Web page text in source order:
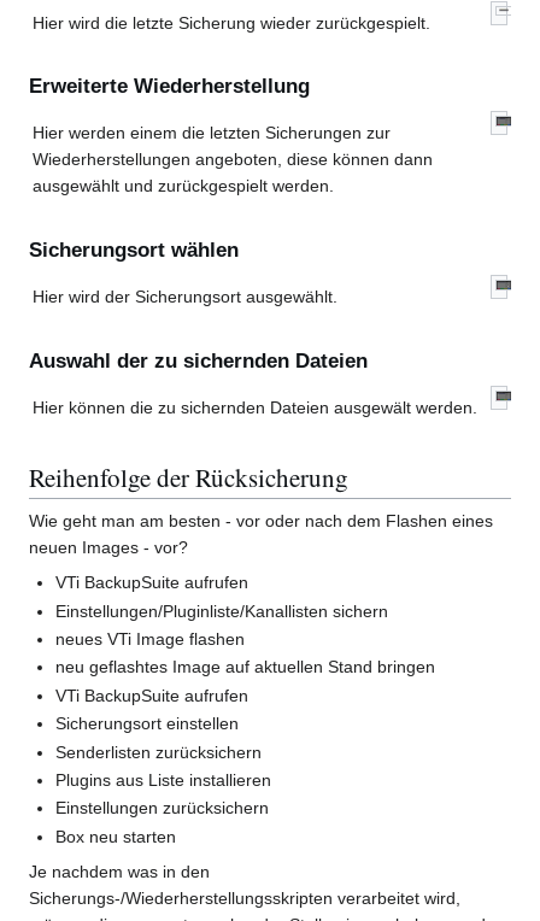
Hier wird die letzte Sicherung wieder zurückgespielt.
Erweiterte Wiederherstellung
Hier werden einem die letzten Sicherungen zur
Wiederherstellungen angeboten, diese können dann
ausgewählt und zurückgespielt werden.
Sicherungsort wählen
Hier wird der Sicherungsort ausgewählt.
Auswahl der zu sichernden Dateien
Hier können die zu sichernden Dateien ausgewält werden.
Reihenfolge der Rücksicherung
Wie geht man am besten - vor oder nach dem Flashen eines
neuen Images - vor?
VTi BackupSuite aufrufen
Einstellungen/Pluginliste/Kanallisten sichern
neues VTi Image flashen
neu geflashtes Image auf aktuellen Stand bringen
VTi BackupSuite aufrufen
Sicherungsort einstellen
Senderlisten zurücksichern
Plugins aus Liste installieren
Einstellungen zurücksichern
Box neu starten
Je nachdem was in den
Sicherungs-/Wiederherstellungsskripten verarbeitet wird,